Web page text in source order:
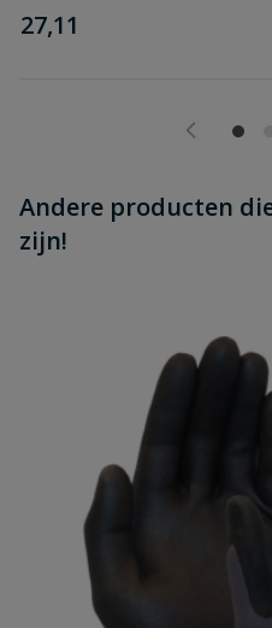
Punt
€
27,11
Andere producten
zijn!